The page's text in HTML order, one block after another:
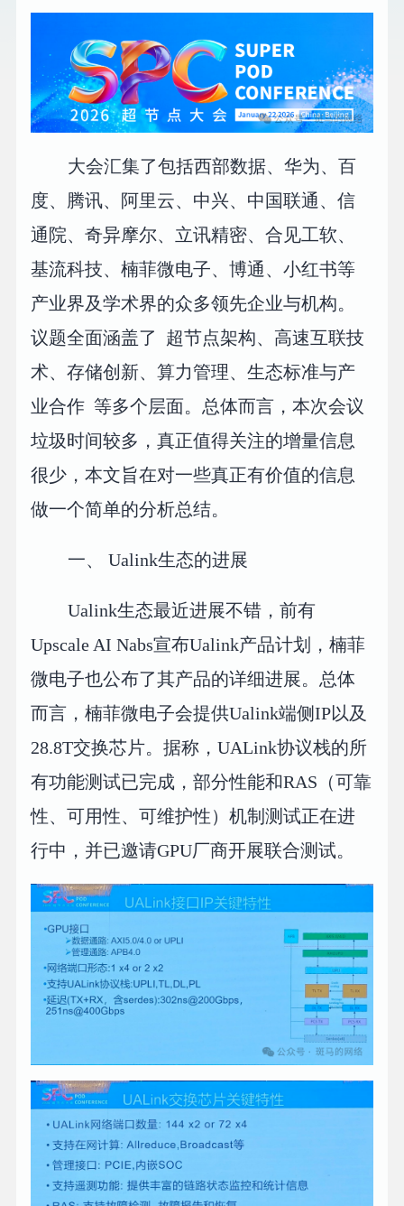
大会汇集了包括西部数据、华为、百
度、腾讯、阿里云、中兴、中国联通、信
通院、奇异摩尔、立讯精密、合见工软、
基流科技、楠菲微电子、博通、小红书等
产业界及学术界的众多领先企业与机构。
议题全面涵盖了 超节点架构、高速互联技
术、存储创新、算力管理、生态标准与产
业合作 等多个层面。总体而言，本次会议
垃圾时间较多，真正值得关注的增量信息
很少，本文旨在对一些真正有价值的信息
做一个简单的分析总结。
一、 Ualink生态的进展
Ualink生态最近进展不错，前有
Upscale AI Nabs宣布Ualink产品计划，楠菲
微电子也公布了其产品的详细进展。总体
而言，楠菲微电子会提供Ualink端侧IP以及
28.8T交换芯片。据称，UALink协议栈的所
有功能测试已完成，部分性能和RAS（可靠
性、可用性、可维护性）机制测试正在进
行中，并已邀请GPU厂商开展联合测试。